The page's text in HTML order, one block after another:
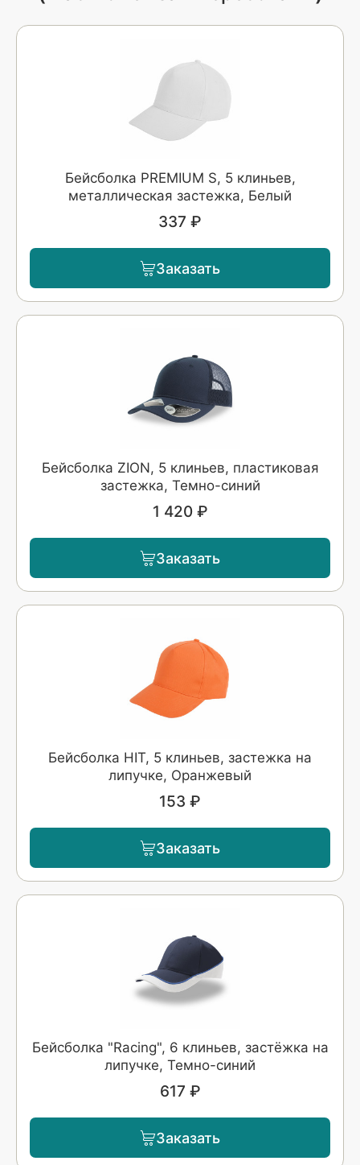
Бейсболка PREMIUM S, 5 клиньев,
металлическая застежка, Белый
337 ₽
Заказать
Бейсболка ZION, 5 клиньев, пластиковая
застежка, Темно-синий
1 420 ₽
Заказать
Бейсболка HIT, 5 клиньев, застежка на
липучке, Оранжевый
153 ₽
Заказать
Бейсболка "Racing", 6 клиньев, застёжка на
липучке, Темно-синий
617 ₽
Заказать